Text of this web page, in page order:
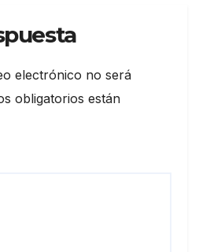
electrónico no será
obligatorios están